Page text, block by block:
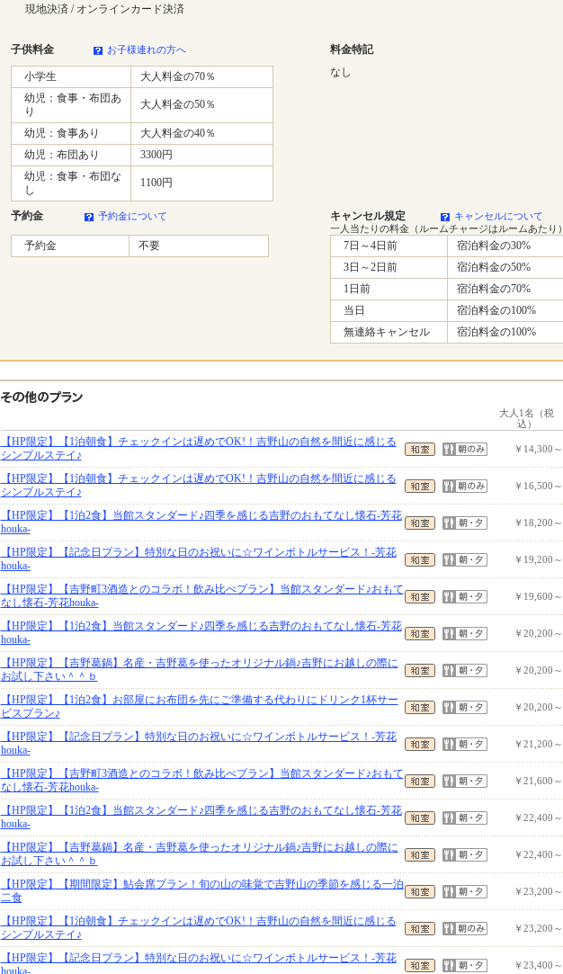
現地決済 / オンラインカード決済
子供料金 お子様連れの方へ 料金特記
小学生
大人料金の70％
幼児：食事・布団あ
り
大人料金の50％
幼児：食事あり
大人料金の40％
幼児：布団あり
3300円
幼児：食事・布団な
し
1100円
なし
予約金 予約金について キャンセル規定
キャンセルについて
一人当たりの料金（ルームチャージはルームあたり）
予約金 不要 7日～4日前
宿泊料金の30%
3日～2日前
宿泊料金の50%
1日前
宿泊料金の70%
当日
宿泊料金の100%
無連絡キャンセル
宿泊料金の100%
大人1名（税
込）
【HP限定】【1泊朝食】チェックインは遅めでOK!！吉野山の自然を間近に感じる
シンプルステイ♪
￥14,300～
【HP限定】【1泊朝食】チェックインは遅めでOK!！吉野山の自然を間近に感じる
シンプルステイ♪
￥16,500～
【HP限定】【1泊2食】当館スタンダード♪四季を感じる吉野のおもてなし懐石-芳花
houka-
￥18,200～
【HP限定】【記念日プラン】特別な日のお祝いに☆ワインボトルサービス！-芳花
houka-
￥19,200～
【HP限定】【吉野町3酒造とのコラボ！飲み比べプラン】当館スタンダード♪おもて
なし懐石-芳花houka-
￥19,600～
【HP限定】【1泊2食】当館スタンダード♪四季を感じる吉野のおもてなし懐石-芳花
houka-
￥20,200～
【HP限定】【吉野葛鍋】名産・吉野葛を使ったオリジナル鍋♪吉野にお越しの際に
お試し下さい＾＾ｂ
￥20,200～
【HP限定】【1泊2食】お部屋にお布団を先にご準備する代わりにドリンク1杯サー
ビスプラン♪
￥20,200～
【HP限定】【記念日プラン】特別な日のお祝いに☆ワインボトルサービス！-芳花
houka-
￥21,200～
【HP限定】【吉野町3酒造とのコラボ！飲み比べプラン】当館スタンダード♪おもて
なし懐石-芳花houka-
￥21,600～
【HP限定】【1泊2食】当館スタンダード♪四季を感じる吉野のおもてなし懐石-芳花
houka-
￥22,400～
【HP限定】【吉野葛鍋】名産・吉野葛を使ったオリジナル鍋♪吉野にお越しの際に
お試し下さい＾＾ｂ
￥22,400～
【HP限定】【期間限定】鮎会席プラン！旬の山の味覚で吉野山の季節を感じる一泊
二食
￥23,200～
【HP限定】【1泊朝食】チェックインは遅めでOK!！吉野山の自然を間近に感じる
シンプルステイ♪
￥23,200～
【HP限定】【記念日プラン】特別な日のお祝いに☆ワインボトルサービス！-芳花
houka-
￥23,400～